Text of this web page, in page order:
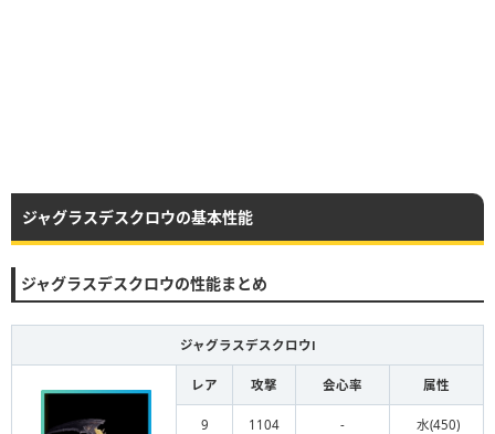
ジャグラスデスクロウの基本性能
ジャグラスデスクロウの性能まとめ
ジャグラスデスクロウⅠ
レア 攻撃 会心率 属性
9 1104 - 水(450)